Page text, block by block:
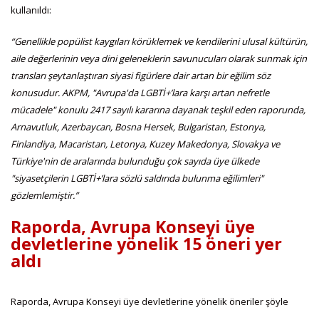
kullanıldı:
“Genellikle popülist kaygıları körüklemek ve kendilerini ulusal kültürün,
aile değerlerinin veya dini geleneklerin savunucuları olarak sunmak için
transları şeytanlaştıran siyasi figürlere dair artan bir eğilim söz
konusudur. AKPM, "Avrupa'da LGBTİ+’lara karşı artan nefretle
mücadele" konulu 2417 sayılı kararına dayanak teşkil eden raporunda,
Arnavutluk, Azerbaycan, Bosna Hersek, Bulgaristan, Estonya,
Finlandiya, Macaristan, Letonya, Kuzey Makedonya, Slovakya ve
Türkiye'nin de aralarında bulunduğu çok sayıda üye ülkede
"siyasetçilerin LGBTİ+’lara sözlü saldırıda bulunma eğilimleri"
gözlemlemiştir.”
Raporda, Avrupa Konseyi üye
devletlerine yönelik 15 öneri yer
aldı
Raporda, Avrupa Konseyi üye devletlerine yönelik öneriler şöyle